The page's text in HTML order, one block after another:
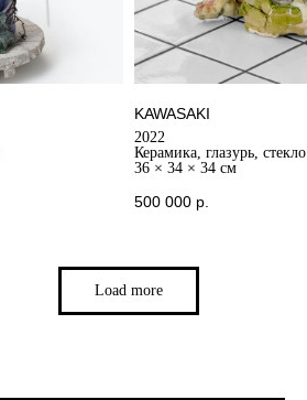
KAWASAKI
2022
Керамика, глазурь, стекло
36 × 34 × 34 см
500 000 р.
Load more